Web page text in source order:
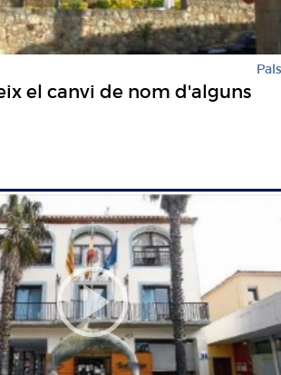
Pals
el canvi de nom d'alguns